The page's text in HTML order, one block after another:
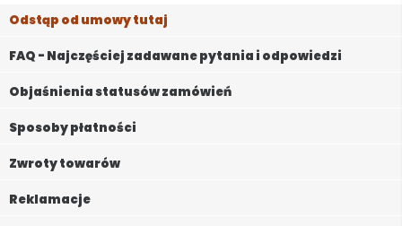
Odstąp od umowy tutaj
FAQ - Najczęściej zadawane pytania i odpowiedzi
Objaśnienia statusów zamówień
Sposoby płatności
Zwroty towarów
Reklamacje